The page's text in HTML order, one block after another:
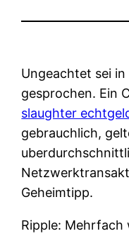
Ungeachtet sei
gesprochen. Ein
slaughter
gebrauchlich,
Geheimtipp.
Ripple: Mehrfach